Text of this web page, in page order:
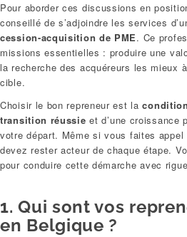
Pour aborder ces discussions en
conseillé de s’adjoindre les services
cession-acquisition de PME. Ce
missions essentielles : produire une
la recherche des acquéreurs les mieux
cible.
Choisir le bon repreneur est la
transition réussie et d’une croissance
votre départ. Même si vous faites
devez rester acteur de chaque étape.
pour conduire cette démarche avec
1. Qui sont vos
en Belgique ?